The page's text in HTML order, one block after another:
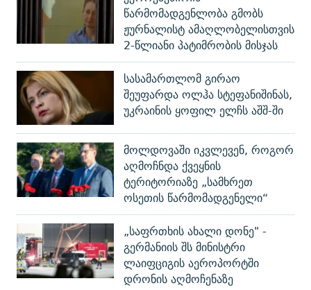
წარმომადგენლობა გმობს
ჟურნალისტ ამაღლობელისთვის
2-წლიანი პატიმრობის მისჯას
სასამართლომ გირაო
შეუფარდა ოლჰა სტეფანიშინას,
უკრაინის ყოფილ ელჩს აშშ-ში
მოლდოვაში იკვლევენ, როგორ
აღმოჩნდა ქვეყნის
ტერიტორიაზე „სამხრეთ
ოსეთის წარმომადგენელი“
„საფრთხის ახალი დონე" -
გერმანიის შს მინისტრი
ლაიფციგის აეროპორტში
დრონის აღმოჩენაზე